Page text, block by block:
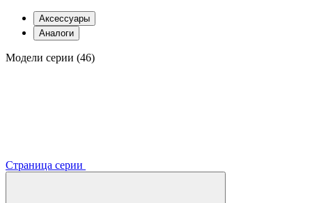
Аксессуары
Аналоги
Модели серии (46)
Страница серии